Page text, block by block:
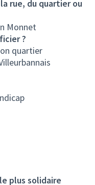
rue, du quartier ou
Monnet
?
quartier
plus solidaire